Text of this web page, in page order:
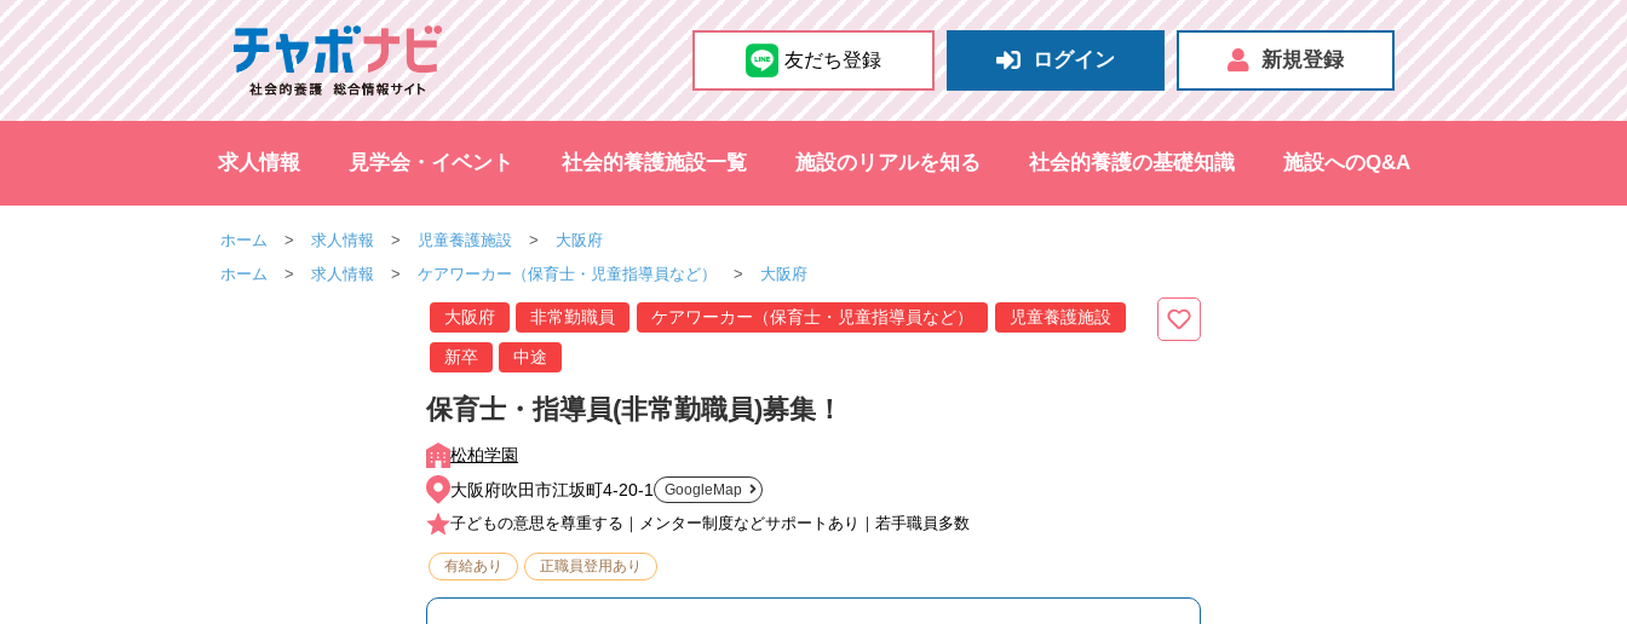
友だち登録 ログイン 新規登録
求人情報 見学会・イベント 社会的養護施設一覧 施設のリアルを知る 社会的養護の基礎知識 施設へのQ&A
ホーム 求人情報 児童養護施設
大阪府
ホーム
求人情報 ケアワーカー（保育士・児童指導員など） 大阪府
大阪府 非常勤職員 ケアワーカー（保育士・児童指導員など） 児童養護施設
新卒 中途
保育士・指導員(非常勤職員)募集！
松柏学園
大阪府吹田市江坂町4-20-1
GoogleMap
子どもの意思を尊重する｜メンター制度などサポートあり｜若手職員多数
有給あり 正職員登用あり